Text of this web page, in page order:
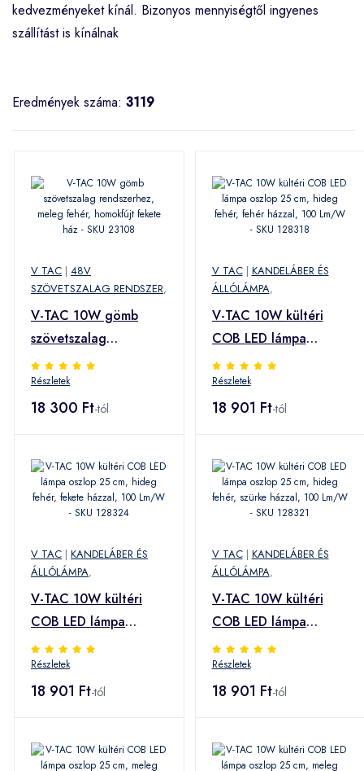
kedvezményeket kínál. Bizonyos mennyiségtől ingyenes
szállítást is kínálnak
Eredmények száma: 3119
V TAC | 48V
SZÖVETSZALAG RENDSZER,
V-TAC 10W gömb
szövetszalag
rendszerhez, meleg
fehér, homokfújt
fekete ház - SKU
Részletek
18 300 Ft-tól
V TAC| KANDELÁBER ÉS
ÁLLÓLÁMPA,
V-TAC 10W kültéri
COB LED lámpa
oszlop 25 cm, hideg
fehér, fehér házzal,
100 Lm/W - SKU
Részletek
18 901 Ft-tól
V TAC | KANDELÁBER ÉS
ÁLLÓLÁMPA,
V-TAC 10W kültéri
COB LED lámpa
oszlop 25 cm, hideg
fehér, fekete házzal,
100 Lm/W - SKU
Részletek
18 901 Ft-tól
V TAC| KANDELÁBER ÉS
ÁLLÓLÁMPA,
V-TAC 10W kültéri
COB LED lámpa
oszlop 25 cm, hideg
fehér, szürke házzal,
100 Lm/W - SKU
Részletek
18 901 Ft-tól